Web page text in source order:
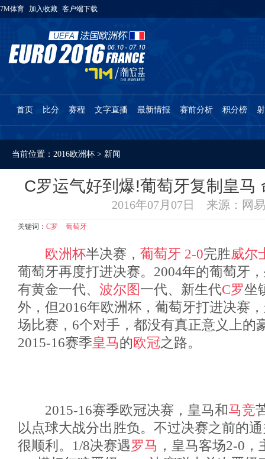
7M体育 加入收藏 客户端下载
首页 比分 赛程 文字直播 最新情报 赛前分析 积分榜
当前位置： 2016欧洲杯 > 新闻
C罗运气好到爆!葡萄牙复制皇马
2016年07月07日 来源：网
关键词： C罗 葡萄牙
欧洲杯半决赛， 葡萄牙 2-0完胜威尔
葡萄牙再度打进决赛。2004年的葡萄牙
有黄金一代、 波尔图 一代、新生代C罗坐
外，但2016年欧洲杯，葡萄牙打进决赛
场比赛，6个对手，都没有真正意义上
2015-16赛季皇马的欧冠之路。
2015-16赛季欧冠决赛，皇马和马竞
以点球大战分出胜负。不过决赛之前的
很顺利。1/8决赛遇罗马 ，皇马客场2-0